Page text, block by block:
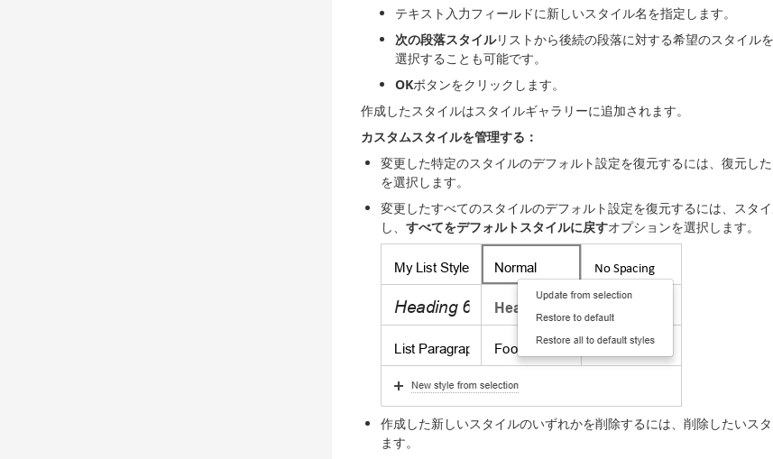
テキスト入力フィールドに新しいスタイル名を指定します。
次の段落スタイルリストから後続の段落に対する希望のスタイルを
選択することも可能です。
OKボタンをクリックします。
作成したスタイルはスタイルギャラリーに追加されます。
カスタムスタイルを管理する：
変更した特定のスタイルのデフォルト設定を復元するには、復元した
を選択します。
変更したすべてのスタイルのデフォルト設定を復元するには、スタ
し、 すべてをデフォルトスタイルに戻すオプションを選択します。
作成した新しいスタイルのいずれかを削除するには、削除したいスタ
ます。